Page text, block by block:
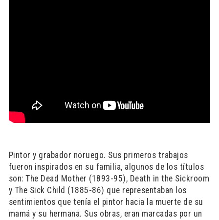
Pintor y grabador noruego. Sus primeros trabajos
fueron inspirados en su familia, algunos de los títulos
son: The Dead Mother (1893-95), Death in the Sickroom
y The Sick Child (1885-86) que representaban los
sentimientos que tenía el pintor hacia la muerte de su
mamá y su hermana. Sus obras, eran marcadas por un